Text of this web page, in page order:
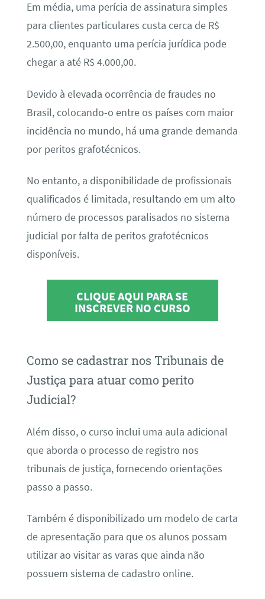
Em média, uma perícia de assinatura simples
para clientes particulares custa cerca de R$
2.500,00, enquanto uma perícia jurídica pode
chegar a até R$ 4.000,00.
Devido à elevada ocorrência de fraudes no
Brasil, colocando-o entre os países com maior
incidência no mundo, há uma grande demanda
por peritos grafotécnicos.
No entanto, a disponibilidade de profissionais
qualificados é limitada, resultando em um alto
número de processos paralisados no sistema
judicial por falta de peritos grafotécnicos
disponíveis.
CLIQUE AQUI PARA SE
INSCREVER NO CURSO
Como se cadastrar nos Tribunais de
Justiça para atuar como perito
Judicial?
Além disso, o curso inclui uma aula adicional
que aborda o processo de registro nos
tribunais de justiça, fornecendo orientações
passo a passo.
Também é disponibilizado um modelo de carta
de apresentação para que os alunos possam
utilizar ao visitar as varas que ainda não
possuem sistema de cadastro online.